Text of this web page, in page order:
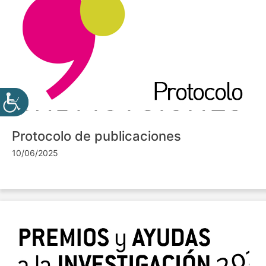
Protocolo de publicaciones
10/06/2025